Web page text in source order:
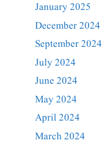
January 2025
December 2024
September 2024
July 2024
June 2024
May 2024
April 2024
March 2024